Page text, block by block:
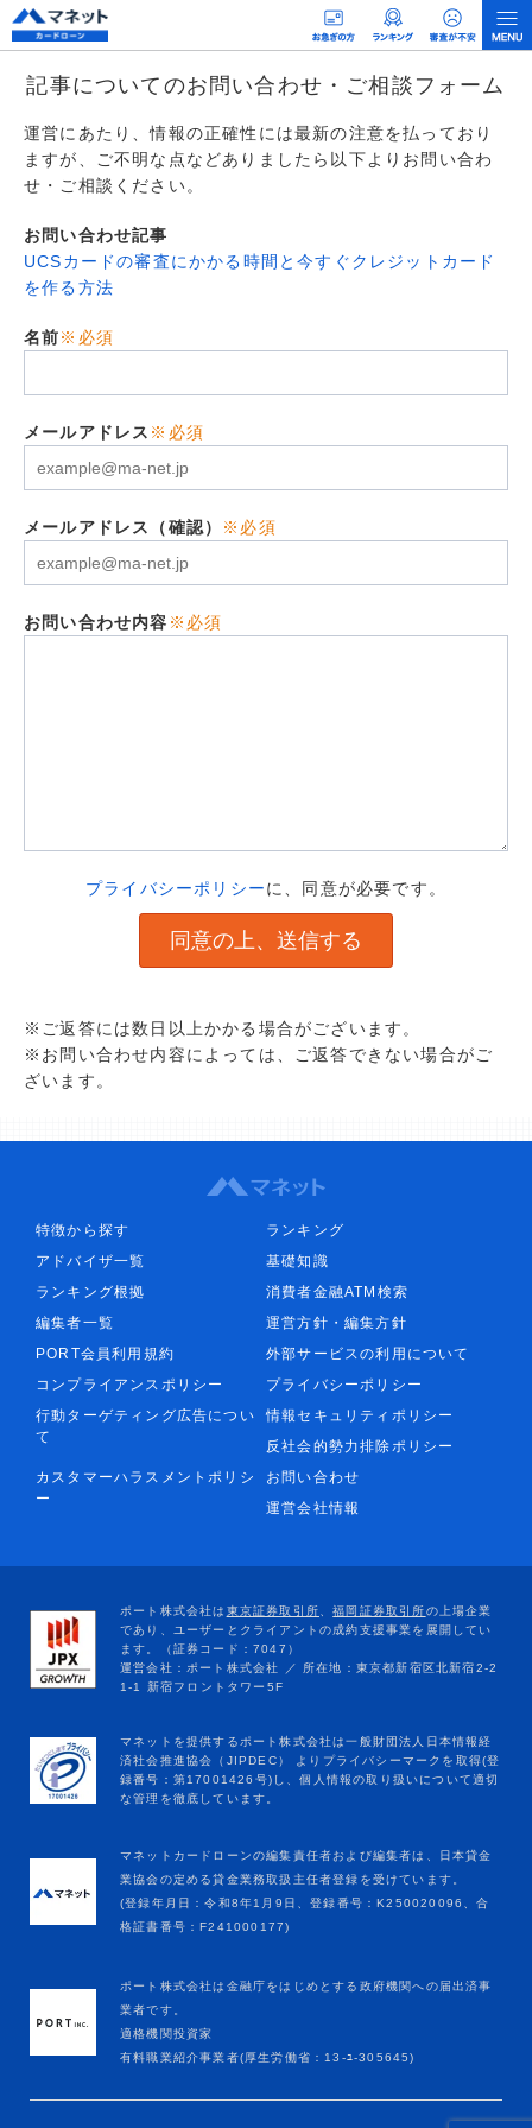
記事についてのお問い合わせ・ご相談フォーム
運営にあたり、情報の正確性には最新の注意を払っており
ますが、ご不明な点などありましたら以下よりお問い合わ
せ・ご相談ください。
お問い合わせ記事
UCSカードの審査にかかる時間と今すぐクレジットカード
を作る方法
名前※必須
メールアドレス ※必須
メールアドレス（確認） ※必須
お問い合わせ内容 ※必須
プライバシーポリシーに、同意が必要です。
※ご返答には数日以上かかる場合がございます。
※お問い合わせ内容によっては、ご返答できない場合がご
ざいます。
特徴から探す
ランキング
アドバイザ一覧
基礎知識
ランキング根拠
消費者金融ATM検索
編集者一覧
運営方針・編集方針
PORT会員利用規約
外部サービスの利用について
コンプライアンスポリシー
プライバシーポリシー
行動ターゲティング広告につい
て
情報セキュリティポリシー
反社会的勢力排除ポリシー
カスタマーハラスメントポリシ
ー
お問い合わせ
運営会社情報
マネットカードローンの編集責任者および編集者は、日本貸金
業協会の定める貸金業務取扱主任者登録を受けています。
(登録年月日：令和8年1月9日、登録番号：K250020096、合
格証書番号：F241000177)
ポート株式会社は金融庁をはじめとする政府機関への届出済事
業者です。
適格機関投資家
有料職業紹介事業者(厚生労働省：13-ﾕ-305645)